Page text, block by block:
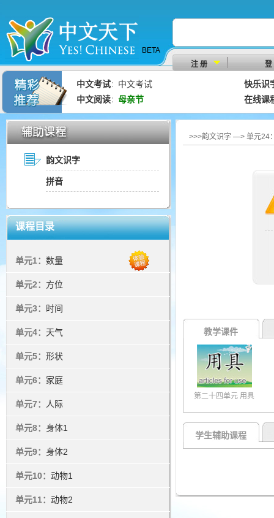
BETA
注 册
登
中文考试： 中文考试
快乐识
中文阅读： 母亲节 在线课
韵文识字
拼音
课程目录
单元1： 数量
单元2： 方位
单元3： 时间
单元4： 天气
单元5： 形状
单元6： 家庭
单元7： 人际
单元8： 身体1
单元9： 身体2
单元10： 动物1
单元11： 动物2
>>>韵文识字 —> 单元24
教学课件
第二十四单元 用具
学生辅助课程